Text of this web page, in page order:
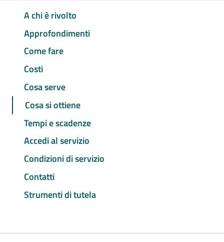
A chi è rivolto
Approfondimenti
Come fare
Costi
Cosa serve
Cosa si ottiene
Tempi e scadenze
Accedi al servizio
Condizioni di servizio
Contatti
Strumenti di tutela